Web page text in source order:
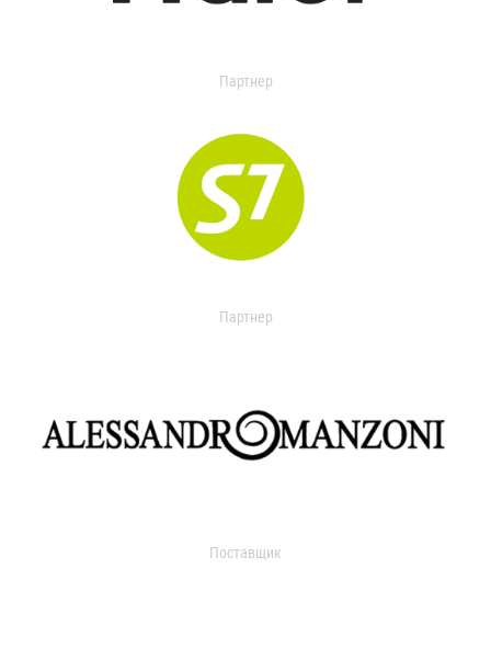
Партнер
Партнер
Поставщик